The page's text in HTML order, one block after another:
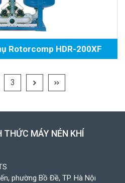
Rotorcomp HDR-200XF
3
THỨC MÁY NÉN KHÍ
phường Bồ Đề, TP. Hà Nội